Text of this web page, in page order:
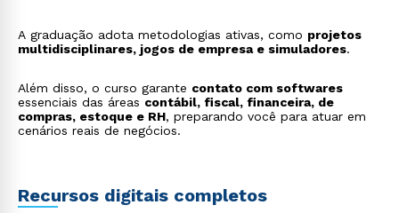
estratégias de aplicação e suporte na tomada de
decisões financeiras.
A graduação adota metodologias ativas, como projetos
multidisciplinares, jogos de empresa e simuladores.
Além disso, o curso garante contato com softwares
essenciais das áreas contábil, fiscal, financeira, de
compras, estoque e RH, preparando você para atuar em
cenários reais de negócios.
Recursos digitais completos
WhatsApp
ou